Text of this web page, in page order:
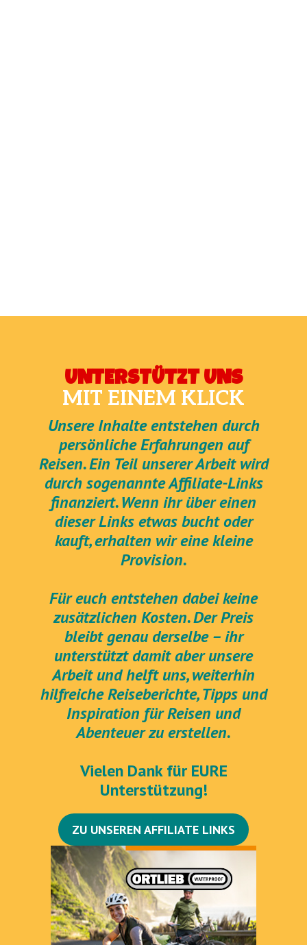
UNTERSTÜTZT UNS
MIT EINEM KLICK
Unsere Inhalte entstehen durch
persönliche Erfahrungen auf
Reisen. Ein Teil unserer Arbeit wird
durch sogenannte Affiliate-Links
finanziert. Wenn ihr über einen
dieser Links etwas bucht oder
kauft, erhalten wir eine kleine
Provision.
Für euch entstehen dabei keine
zusätzlichen Kosten. Der Preis
bleibt genau derselbe – ihr
unterstützt damit aber unsere
Arbeit und helft uns, weiterhin
hilfreiche Reiseberichte, Tipps und
Inspiration für Reisen und
Abenteuer zu erstellen.
Vielen Dank für EURE
Unterstützung!
ZU UNSEREN AFFILIATE LINKS